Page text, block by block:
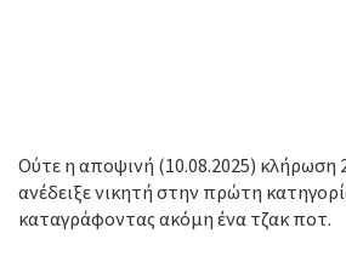
Ούτε η αποψινή (10.08.2025) κλήρωση
ανέδειξε νικητή στην πρώτη
καταγράφοντας ακόμη ένα τζακ ποτ.